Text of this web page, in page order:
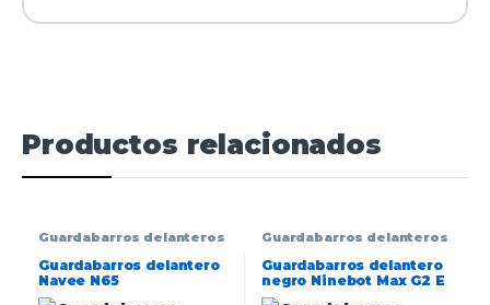
Productos relacionados
Guardabarros delanteros
Guardabarros delantero
Navee N65
Guardabarros delanteros
Guardabarros delantero
negro Ninebot Max G2 E
[Ninebot]